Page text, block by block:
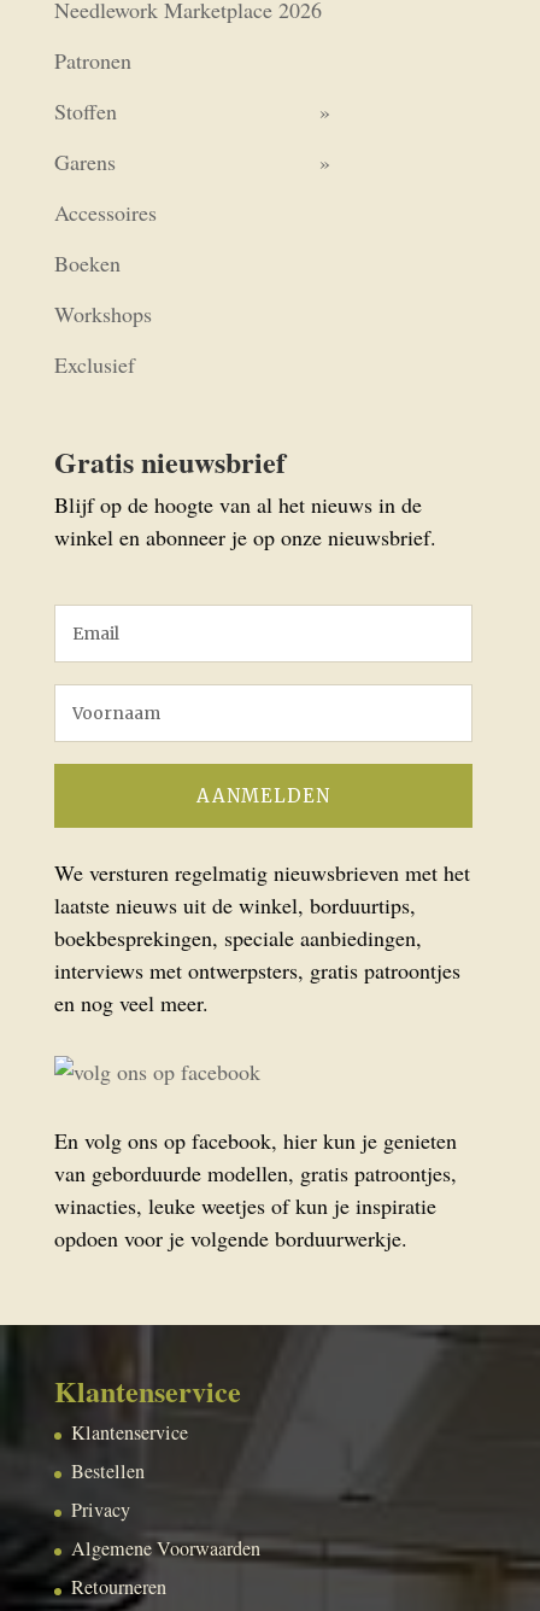
Needlework Marketplace 2026
Patronen
Stoffen
Garens
Accessoires
Boeken
Workshops
Exclusief
Gratis nieuwsbrief
Blijf op de hoogte van al het nieuws in de
winkel en abonneer je op onze nieuwsbrief.
We versturen regelmatig nieuwsbrieven met het
laatste nieuws uit de winkel, borduurtips,
boekbesprekingen, speciale aanbiedingen,
interviews met ontwerpsters, gratis patroontjes
en nog veel meer.
En volg ons op facebook, hier kun je genieten
van geborduurde modellen, gratis patroontjes,
winacties, leuke weetjes of kun je inspiratie
opdoen voor je volgende borduurwerkje.
Klantenservice
Klantenservice
Bestellen
Privacy
Algemene Voorwaarden
Retourneren